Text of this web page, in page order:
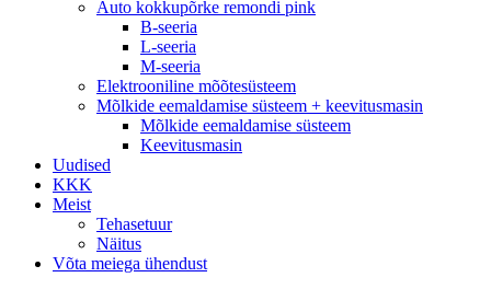
Auto kokkupõrke remondi pink
B-seeria
L-seeria
M-seeria
Elektrooniline mõõtesüsteem
Mõlkide eemaldamise süsteem + keevitusmasin
Mõlkide eemaldamise süsteem
Keevitusmasin
Uudised
KKK
Meist
Tehasetuur
Näitus
Võta meiega ühendust